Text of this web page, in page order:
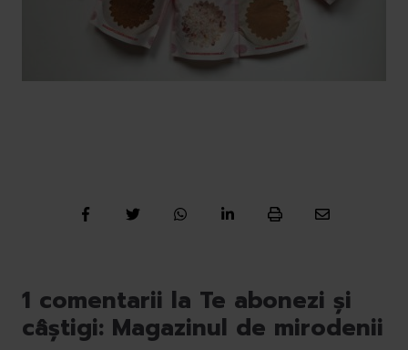
1 comentarii la Te abonezi și
câștigi: Magazinul de mirodenii